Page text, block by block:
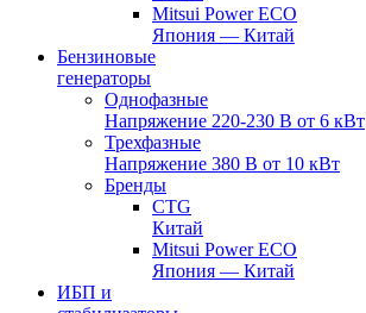
Mitsui Power ECO
Япония — Китай
Бензиновые
генераторы
Однофазные
Напряжение 220-230 В от 6 кВт
Трехфазные
Напряжение 380 В от 10 кВт
Бренды
CTG
Китай
Mitsui Power ECO
Япония — Китай
ИБП и